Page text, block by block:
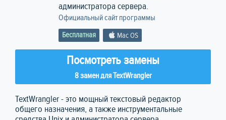
администратора сервера.
Официальный сайт программы
Бесплатная Mac OS
Посмотреть замены
8 замен для TextWrangler
TextWrangler - это мощный текстовый редактор
общего назначения, а также инструментальные